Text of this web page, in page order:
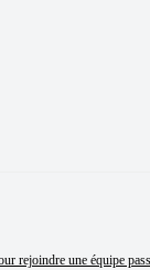
rejoindre une équipe